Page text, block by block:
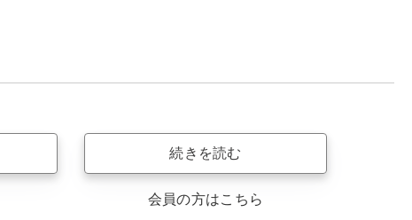
続きを読む
会員の方はこちら